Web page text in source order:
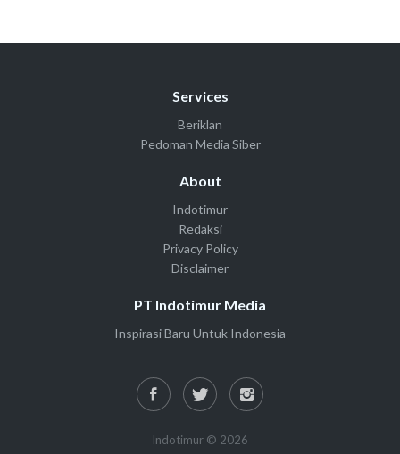
Services
Beriklan
Pedoman Media Siber
About
Indotimur
Redaksi
Privacy Policy
Disclaimer
PT Indotimur Media
Inspirasi Baru Untuk Indonesia
Indotimur © 2026